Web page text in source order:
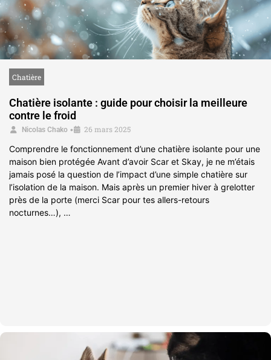
Chatière
Chatière isolante : guide pour choisir la meilleure
contre le froid
Nicolas Chako • 26 mars 2025
Comprendre le fonctionnement d’une chatière isolante pour une
maison bien protégée Avant d’avoir Scar et Skay, je ne m’étais
jamais posé la question de l’impact d’une simple chatière sur
l’isolation de la maison. Mais après un premier hiver à grelotter
près de la porte (merci Scar pour tes allers-retours
nocturnes…), …